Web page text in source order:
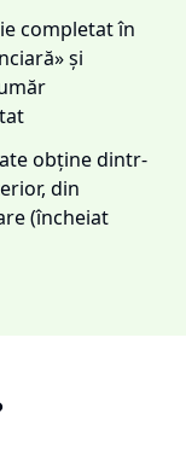
completat în
și
obține dintr-
din
(încheiat